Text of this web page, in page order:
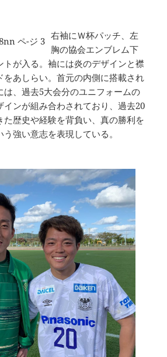
右袖にＷ杯パッチ、左
胸の協会エンブレム下
トが入る。袖には炎のデザインと襟
をあしらい。首元の内側に搭載され
は、過去5大会分のユニフォームの
インが組み合わされており、過去20
た歴史や経験を背負い、真の勝利を
強い意志を表現している。